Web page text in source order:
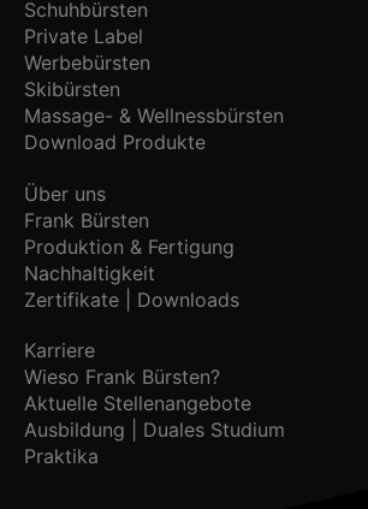
Schuhbürsten
Private Label
Werbebürsten
Skibürsten
Massage- & Wellnessbürsten
Download Produkte
Über uns
Frank Bürsten
Produktion & Fertigung
Nachhaltigkeit
Zertifikate | Downloads
Karriere
Wieso Frank Bürsten?
Aktuelle Stellenangebote
Ausbildung | Duales Studium
Praktika